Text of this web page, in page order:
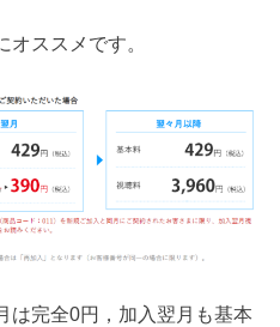
ススメです。
は完全0円，加入翌月も基本